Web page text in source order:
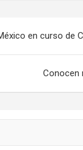
en curso de
Conocen